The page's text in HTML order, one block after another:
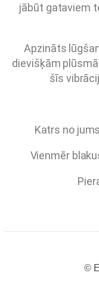
jābūt gataviem
Apzināts
dievišķām
šīs
Katrs no
Vienmēr
©